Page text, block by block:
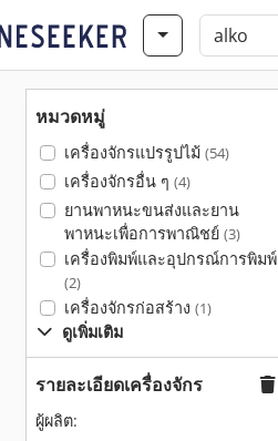
หมวดหมู่
เครื่องจักรแปรรูปไม้ (54)
เครื่องจักรอื่น ๆ (4)
ยานพาหนะขนส่งและยาน
พาหนะเพื่อการพาณิชย์ (3)
เครื่องพิมพ์และอุปกรณ์การพิมพ์
(2)
เครื่องจักรก่อสร้าง (1)
ดูเพิ่มเติม
รายละเอียดเครื่องจักร
ผู้ผลิต: